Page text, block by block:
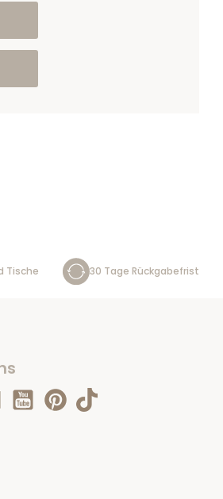
Tische 30 Tage Rückgabefrist